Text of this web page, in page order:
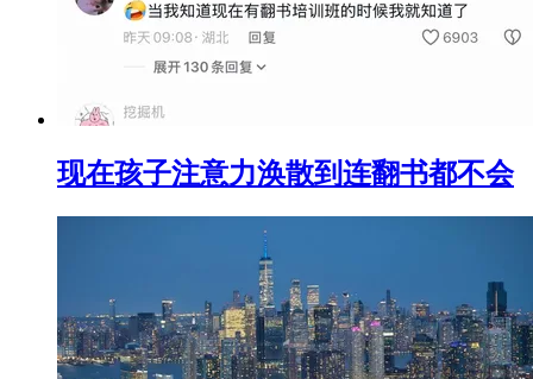
现在孩子注意力涣散到连翻书都不会